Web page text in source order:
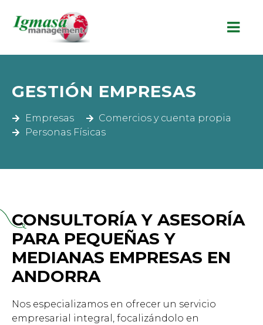
GESTIÓN EMPRESAS
Empresas
Comercios y cuenta propia
Personas Físicas
CONSULTORÍA Y ASESORÍA
PARA PEQUEÑAS Y
MEDIANAS EMPRESAS EN
ANDORRA
Nos especializamos en ofrecer un servicio
empresarial integral, focalizándolo en